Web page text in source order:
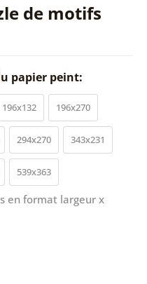
de motifs
papier peint:
196x132 196x270
294x270 343x231
539x363
en format largeur x